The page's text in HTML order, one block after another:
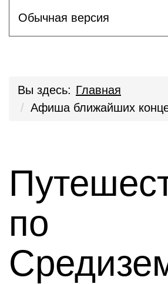
Обычная версия
Вы здесь: Главная
Афиша ближайших
по